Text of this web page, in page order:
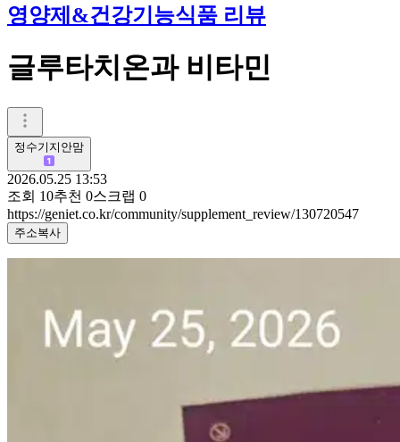
영양제&건강기능식품 리뷰
글루타치온과 비타민
정수기지안맘
2026.05.25 13:53
조회 10추천 0스크랩 0
https://geniet.co.kr/community/supplement_review/130720547
주소복사